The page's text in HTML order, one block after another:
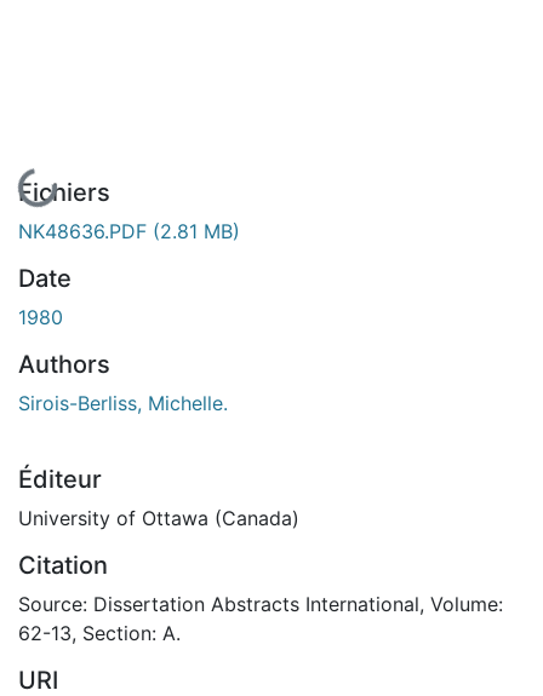
En cours de chargement...
Fichiers
NK48636.PDF (2.81 MB)
Date
1980
Authors
Sirois-Berliss, Michelle.
Éditeur
University of Ottawa (Canada)
Citation
Source: Dissertation Abstracts International, Volume:
62-13, Section: A.
URI